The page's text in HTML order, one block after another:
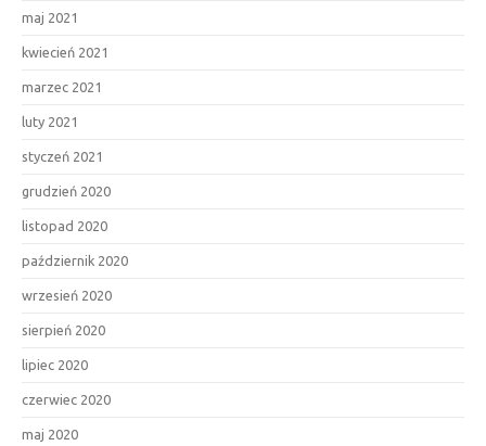
maj 2021
kwiecień 2021
marzec 2021
luty 2021
styczeń 2021
grudzień 2020
listopad 2020
październik 2020
wrzesień 2020
sierpień 2020
lipiec 2020
czerwiec 2020
maj 2020